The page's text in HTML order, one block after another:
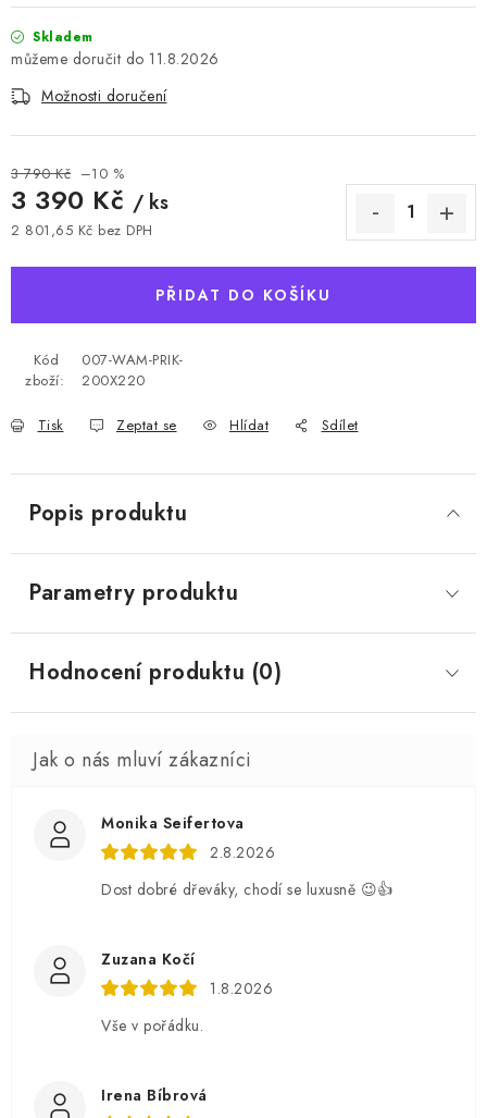
Skladem
11.8.2026
Možnosti doručení
3 790 Kč –10 %
3 390 Kč / ks
2 801,65 Kč bez DPH
PŘIDAT DO KOŠÍKU
Kód
zboží:
007-WAM-PRIK-
200X220
Tisk Zeptat se Hlídat Sdílet
Popis produktu
Parametry produktu
Hodnocení produktu (0)
Monika Seifertova
2.8.2026
Dost dobré dřeváky, chodí se luxusně 😉👍
Zuzana Kočí
1.8.2026
Vše v pořádku.
Irena Bíbrová